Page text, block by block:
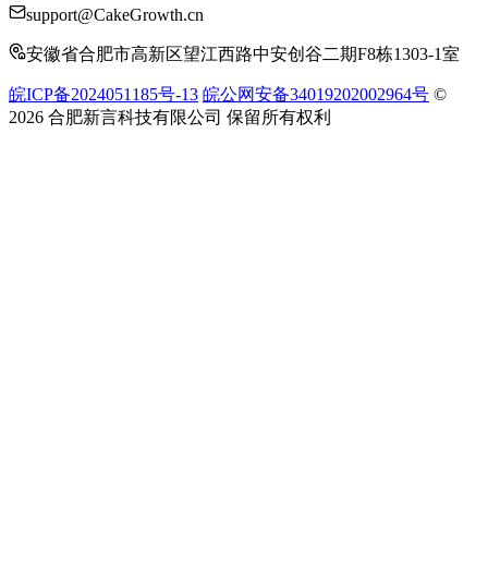
support@CakeGrowth.cn
安徽省合肥市高新区望江西路中安创谷二期F8栋1303-1室
皖ICP备2024051185号-13 皖公网安备34019202002964号 ©
2026 合肥新言科技有限公司 保留所有权利